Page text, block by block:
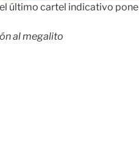
el último cartel indicativo pone
al megalito